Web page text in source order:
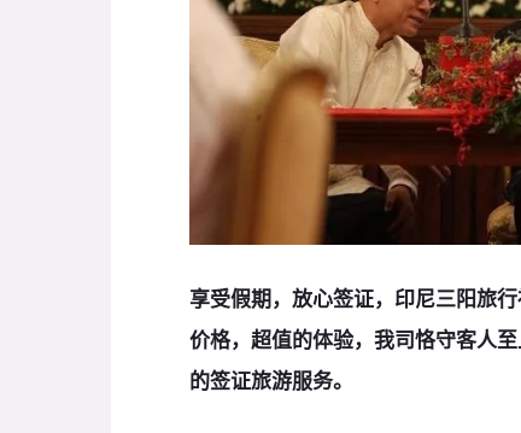
享受假期，放心签证，印尼三阳旅
价格，超值的体验，我司恪守客人
的签证旅游服务。